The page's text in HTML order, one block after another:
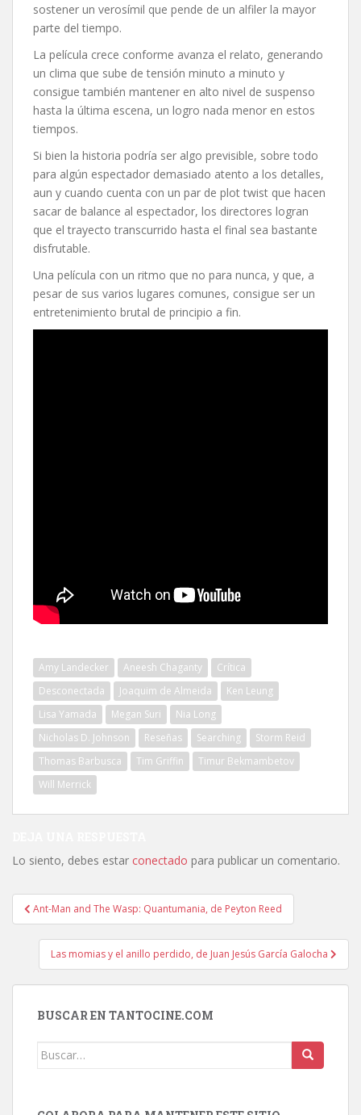
sostener un verosímil que pende de un alfiler la mayor
parte del tiempo.
La película crece conforme avanza el relato, generando
un clima que sube de tensión minuto a minuto y
consigue también mantener en alto nivel de suspenso
hasta la última escena, un logro nada menor en estos
tiempos.
Si bien la historia podría ser algo previsible, sobre todo
para algún espectador demasiado atento a los detalles,
aun y cuando cuenta con un par de plot twist que hacen
sacar de balance al espectador, los directores logran
que el trayecto transcurrido hasta el final sea bastante
disfrutable.
Una película con un ritmo que no para nunca, y que, a
pesar de sus varios lugares comunes, consigue ser un
entretenimiento brutal de principio a fin.
Amy Landecker Aneesh Chaganty
Crítica
Desconectada
Joaquim de Almeida
Ken Leung
Lisa Yamada
Megan Suri
Nia Long
Nicholas D. Johnson
Reseñas Searching
Storm Reid
Thomas Barbusca
Tim Griffin
Timur Bekmambetov
Will Merrick
Lo siento, debes estar conectado para publicar un comentario.
Navegación
de
entradas
Ant-Man and The Wasp: Quantumania, de Peyton Reed
Las momias y el anillo perdido, de Juan Jesús García Galocha
BUSCAR EN TANTOCINE.COM
Buscar: